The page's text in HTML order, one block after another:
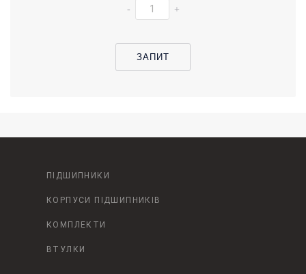
- +
ЗАПИТ
ПІДШИПНИКИ
КОРПУСИ ПІДШИПНИКІВ
КОМПЛЕКТИ
ВТУЛКИ